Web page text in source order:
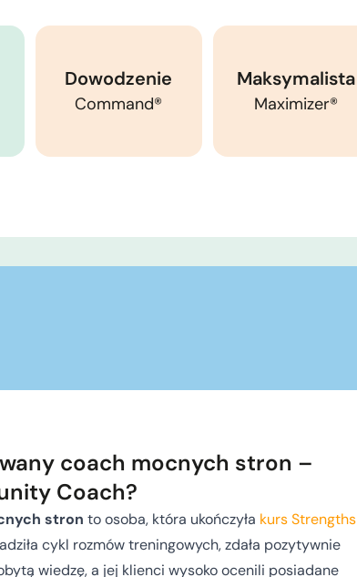
Dowodzenie
Command®
Maksymalista
Maximizer®
coach mocnych stron –
Coach?
stron to osoba, która ukończyła kurs Strengths
cykl rozmów treningowych, zdała pozytywnie
wiedzę, a jej klienci wysoko ocenili posiadane